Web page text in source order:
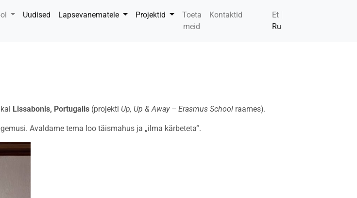
Et
Ru
Uudised Lapsevanematele Projektid
Toeta
meid
Kontaktid
Lissabonis, Portugalis (projekti Up, Up & Away – Erasmus School raames).
Avaldame tema loo täismahus ja „ilma kärbeteta“.